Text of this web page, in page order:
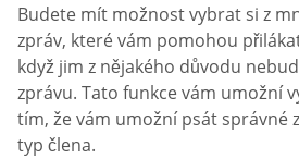
Budete mít možnost vybrat si z
zpráv, které vám pomohou
když jim z nějakého důvodu
zprávu. Tato funkce vám umožní
tím, že vám umožní psát správné
typ člena.